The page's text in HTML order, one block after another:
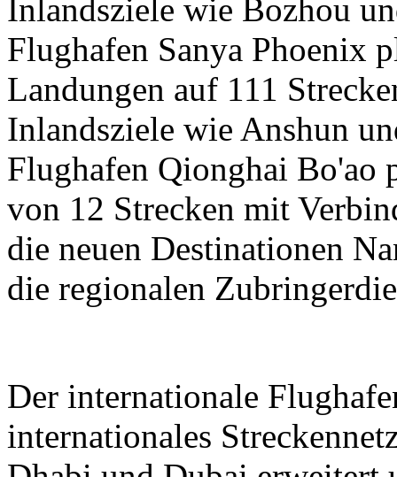
Inlandsziele wie Bozhou
Flughafen Sanya Phoenix
Landungen auf 111
Inlandsziele wie Anshun
Flughafen Qionghai Bo'ao
von 12 Strecken mit
die neuen Destinationen
die regionalen
Der internationale
internationales